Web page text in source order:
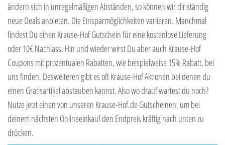
ändern sich in unregelmäßigen Abständen, so können wir dir ständig
neue Deals anbieten. Die Einsparmöglichkeiten variieren. Manchmal
findest Du einen Krause-Hof Gutschein für eine kostenlose Lieferung
oder 10€ Nachlass. Hin und wieder wirst Du aber auch Krause-Hof
Coupons mit prozentualen Rabatten, wie beispielweise 15% Rabatt, bei
uns finden. Desweiteren gibt es oft Krause-Hof Aktionen bei denen du
einen Gratisartikel abstauben kannst. Also wo drauf wartest du noch?
Nutze jetzt einen von unseren Krause-Hof.de Gutscheinen, um bei
deinem nächsten Onlineeinkauf den Endpreis kräftig nach unten zu
drücken.